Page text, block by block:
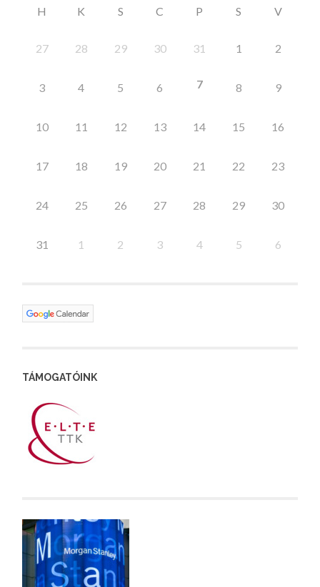
H K S C P S V
27 28 29 30 31 1 2
3 4 5 6 7 8 9
10 11 12 13 14 15 16
17 18 19 20 21 22 23
24 25 26 27 28 29 30
31 1 2 3 4 5 6
TÁMOGATÓINK